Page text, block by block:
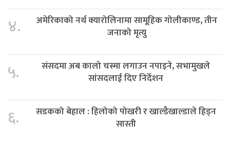
४.
अमेरिकाको नर्थ क्यारोलिनामा सामूहिक गोलीकाण्ड, तीन
जनाको मृत्यु
५.
संसदमा अब कालो चस्मा लगाउन नपाइने, सभामुखले
सांसदलाई दिए निर्देशन
६.
सडकको बेहाल : हिलोको पोखरी र खाल्डैखाल्डाले हिड्न
सास्ती